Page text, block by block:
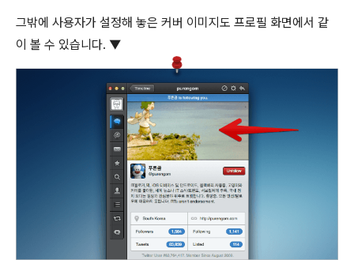
그밖에 사용자가 설정해 놓은 커버 이미지도 프로필 화면에서 같
이 볼 수 있습니다. ▼